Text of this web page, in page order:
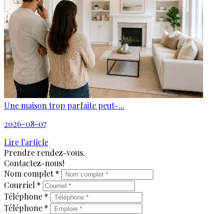
Une maison trop parfaite peut-...
2026-08-07
Lire l'article
Prendre rendez-vous.
Contactez-nous!
Nom complet *
Courriel *
Téléphone *
Téléphone *